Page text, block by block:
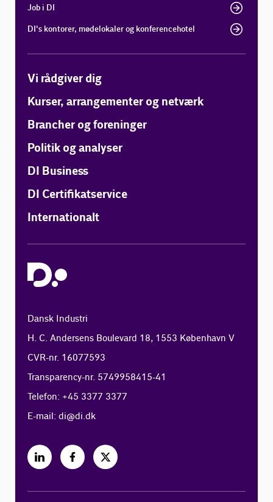
Job i DI
DI's kontorer, mødelokaler og konferencehotel
Vi rådgiver dig
Kurser, arrangementer og netværk
Brancher og foreninger
Politik og analyser
DI Business
DI Certifikatservice
Internationalt
Dansk Industri
H. C. Andersens Boulevard 18, 1553 København V
CVR-nr. 16077593
Transparency-nr. 5749958415-41
Telefon: +45 3377 3377
E-mail:di@di.dk